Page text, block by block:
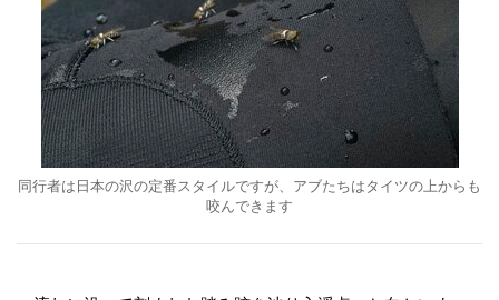
同行者は日本の沢の定番スタイルですが、アブたちはタイツの上からも
咬んできます